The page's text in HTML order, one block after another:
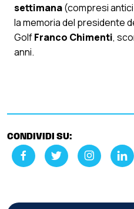
settimana(compresi
la memoria del presidente
GolfFranco Chimenti,
anni.
CONDIVIDI SU: